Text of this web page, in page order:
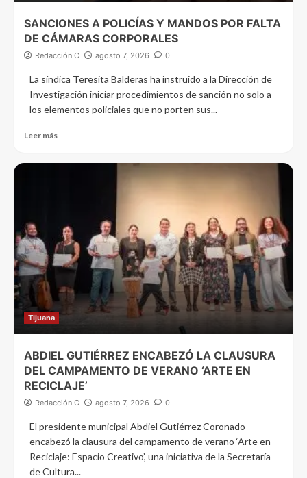
SANCIONES A POLICÍAS Y MANDOS POR FALTA
DE CÁMARAS CORPORALES
Redacción C agosto 7, 2026 0
La síndica Teresita Balderas ha instruido a la Dirección de
Investigación iniciar procedimientos de sanción no solo a
los elementos policiales que no porten sus...
Leer más
Tijuana
ABDIEL GUTIÉRREZ ENCABEZÓ LA CLAUSURA
DEL CAMPAMENTO DE VERANO ‘ARTE EN
RECICLAJE’
Redacción C agosto 7, 2026 0
El presidente municipal Abdiel Gutiérrez Coronado
encabezó la clausura del campamento de verano ‘Arte en
Reciclaje: Espacio Creativo’, una iniciativa de la Secretaría
de Cultura...